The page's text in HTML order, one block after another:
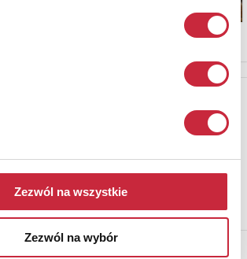
Zezwól na wszystkie
Zezwól na wybór
o nowych aukcjach, prosimy podać